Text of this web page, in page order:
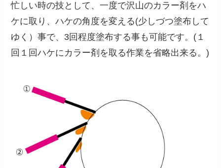
忙しい時の技として、一度で沢山のカラー剤をハ
ケに取り、ハケの角度を変える(少しづつ塗布して
ゆく）事で、3回程度塗布する事も可能です。(１
回１回ハケにカラー剤を取る作業を省略出来る。)